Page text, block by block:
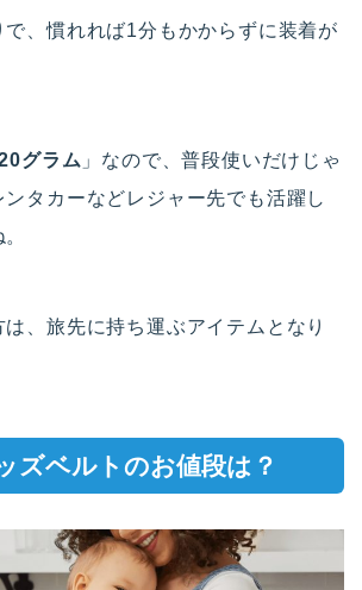
、慣れれば1分もかからずに装着が
グラム 」なので、普段使いだけじゃ
タカーなどレジャー先でも活躍し
、旅先に持ち運ぶアイテムとなり
ズベルトのお値段は？